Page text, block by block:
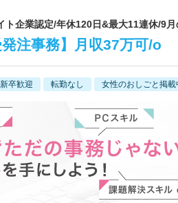
企業認定/年休120日&最大11連休/9
注事務】月収37万可/o
卒歓迎 転勤なし 女性のおしごと掲載